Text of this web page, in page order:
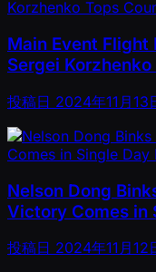
Main Event Flight
Sergei
投稿日 2024年11月13
Nelson Dong
Victory Comes in
投稿日 2024年11月12